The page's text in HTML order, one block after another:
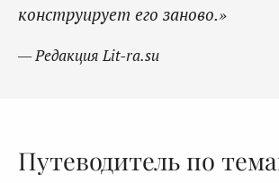
конструирует его заново.»
— Редакция Lit-ra.su
Путеводитель по